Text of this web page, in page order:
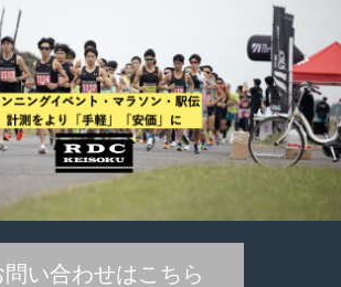
問い合わせはこちら